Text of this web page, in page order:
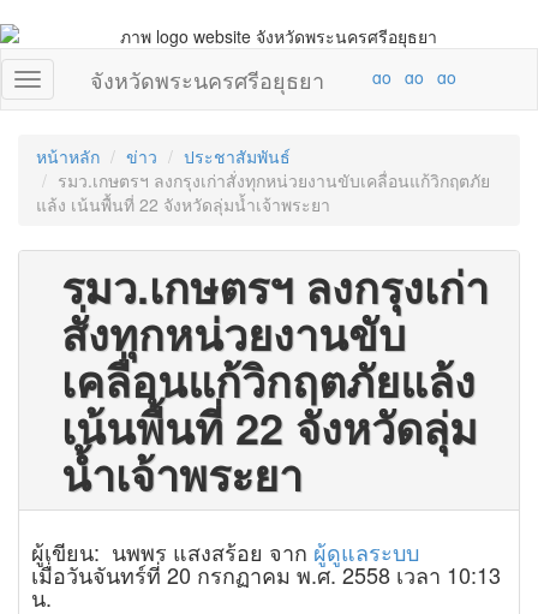
จังหวัดพระนครศรีอยุธยา
หน้าหลัก ข่าว
ประชาสัมพันธ์
รมว.เกษตรฯ ลงกรุงเก่าสั่งทุกหน่วยงานขับเคลื่อนแก้วิกฤตภัย
แล้ง เน้นพื้นที่ 22 จังหวัดลุ่มน้ำเจ้าพระยา
รมว.เกษตรฯ ลงกรุงเก่า
สั่งทุกหน่วยงานขับ
เคลื่อนแก้วิกฤตภัยแล้ง
เน้นพื้นที่ 22 จังหวัดลุ่ม
น้ำเจ้าพระยา
ผู้เขียน: นพพร แสงสร้อย จาก ผู้ดูแลระบบ
เมื่อวันจันทร์ที่ 20 กรกฏาคม พ.ศ. 2558 เวลา 10:13
น.